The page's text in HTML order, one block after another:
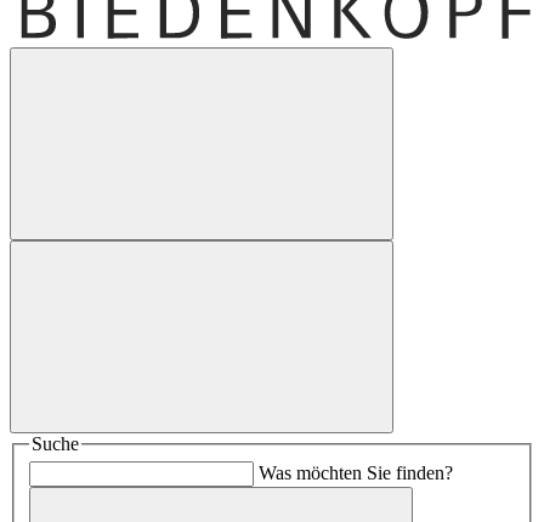
Suche
Was möchten Sie finden?